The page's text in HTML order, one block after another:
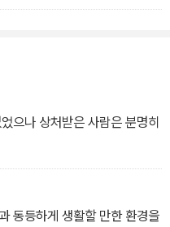
으나 상처받은 사람은 분명히
동등하게 생활할 만한 환경을